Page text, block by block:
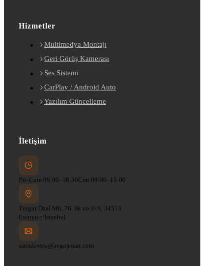
Hizmetler
Multimedya Montajı
Geri Görüş Kamerası
Ses Sistemi
CarPlay / Android Auto
Yazılım Güncelleme
İletişim
Pzt-Cum 09:00–18:30Cmt 09:00–15:00
Turgut Özal Mh, 76. Sk no:6/A, 34513
Esenyurt/İstanbul
satisdestek@avgosmart.com